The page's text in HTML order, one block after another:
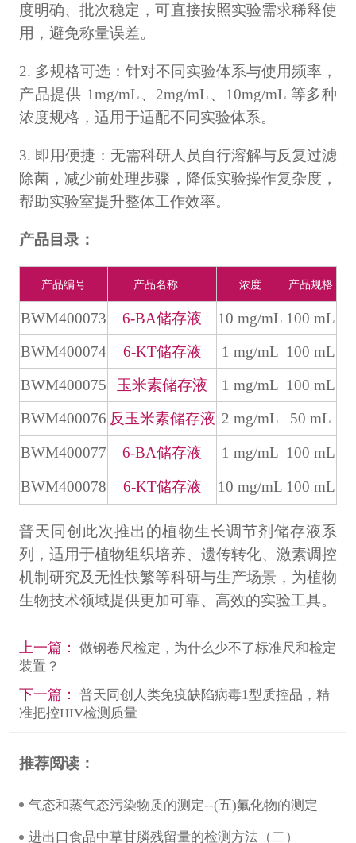
度明确、批次稳定，可直接按照实验需求稀释使
用，避免称量误差。
2. 多规格可选：针对不同实验体系与使用频率，
产品提供 1mg/mL、2mg/mL、10mg/mL 等多种
浓度规格，适用于适配不同实验体系。
3. 即用便捷：无需科研人员自行溶解与反复过滤
除菌，减少前处理步骤，降低实验操作复杂度，
帮助实验室提升整体工作效率。
产品目录：
产品编号 产品名称 浓度 产品规格
BWM400073 6-BA储存液 10 mg/mL 100 mL
BWM400074
6-KT储存液 1 mg/mL 100 mL
BWM400075
玉米素储存液 1 mg/mL 100 mL
BWM400076 反玉米素储存液 2 mg/mL 50 mL
BWM400077 6-BA储存液 1 mg/mL 100 mL
BWM400078 6-KT储存液 10 mg/mL 100 mL
普天同创此次推出的植物生长调节剂储存液系
列，适用于植物组织培养、遗传转化、激素调控
机制研究及无性快繁等科研与生产场景，为植物
生物技术领域提供更加可靠、高效的实验工具。
上一篇：
做钢卷尺检定，为什么少不了标准尺和检定
装置？
下一篇：
普天同创人类免疫缺陷病毒1型质控品，精
准把控HIV检测质量
推荐阅读：
气态和蒸气态污染物质的测定--(五)氟化物的测定
进出口食品中草甘膦残留量的检测方法（二）
联系我们
返回主页